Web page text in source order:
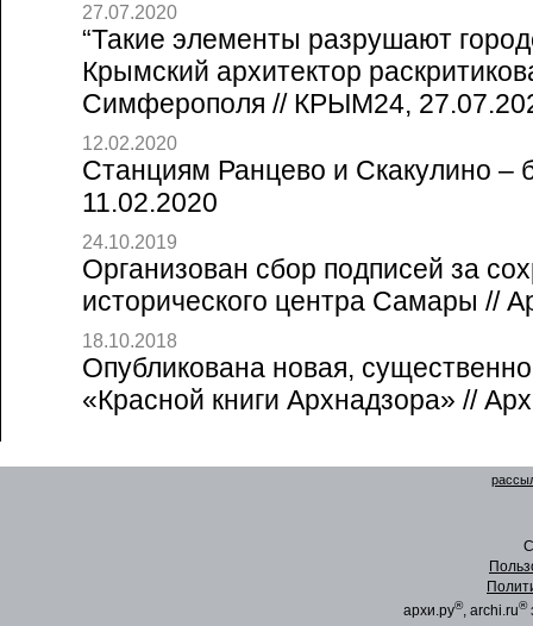
27.07.2020
“Такие элементы разрушают
Крымский архитектор
Симферополя // КРЫМ24,
12.02.2020
Станциям Ранцево и Скакулино –
11.02.2020
24.10.2019
Организован сбор подписей за
исторического центра Самары //
18.10.2018
Опубликована новая,
«Красной книги Архнадзора» //
архи.ру®, archi.ru®